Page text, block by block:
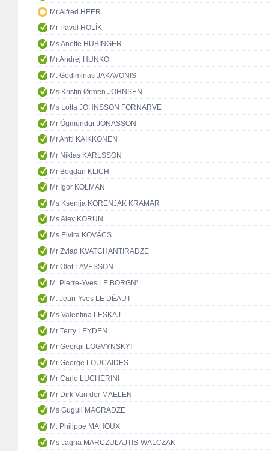
Mr Alfred HEER
Mr Pavel HOLÍK
Ms Anette HÜBINGER
Mr Andrej HUNKO
M. Gediminas JAKAVONIS
Ms Kristin Ørmen JOHNSEN
Ms Lotta JOHNSSON FORNARVE
Mr Ögmundur JÓNASSON
Mr Antti KAIKKONEN
Mr Niklas KARLSSON
Mr Bogdan KLICH
Mr Igor KOLMAN
Ms Ksenija KORENJAK KRAMAR
Ms Alev KORUN
Ms Elvira KOVÁCS
Mr Zviad KVATCHANTIRADZE
Mr Olof LAVESSON
M. Pierre-Yves LE BORGN'
M. Jean-Yves LE DÉAUT
Ms Valentina LESKAJ
Mr Terry LEYDEN
Mr Georgii LOGVYNSKYI
Mr George LOUCAIDES
Mr Carlo LUCHERINI
Mr Dirk Van der MAELEN
Ms Guguli MAGRADZE
M. Philippe MAHOUX
Ms Jagna MARCZUŁAJTIS-WALCZAK